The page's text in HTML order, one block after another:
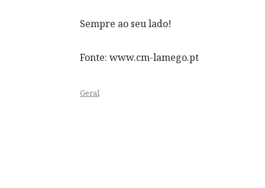
Sempre ao seu lado!
Fonte: www.cm-lamego.pt
Geral